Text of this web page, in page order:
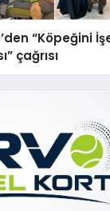
“Köpeğini
çağrısı